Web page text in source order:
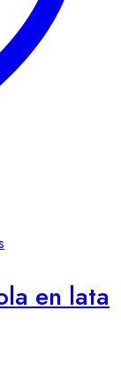
en lata